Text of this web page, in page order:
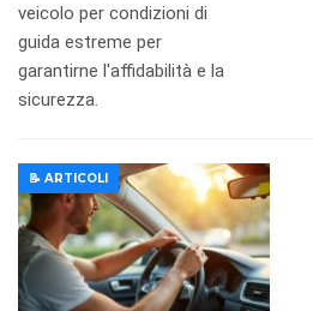
veicolo per condizioni di
guida estreme per
garantirne l'affidabilità e la
sicurezza.
📝 ARTICOLI